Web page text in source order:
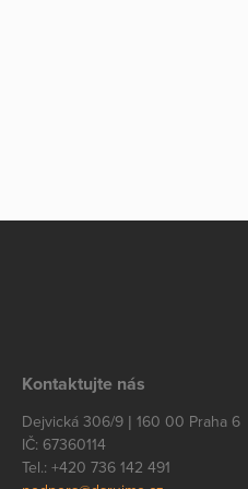
Kontaktujte nás
Dejvická 306/9 | 160 00 Praha 6
IČ: 67360114
Tel.: +420 736 142 491